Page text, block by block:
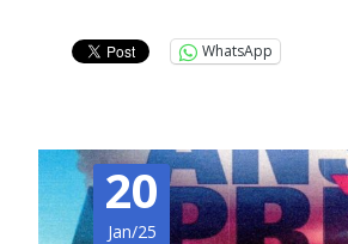
WhatsApp
20
Jan/25